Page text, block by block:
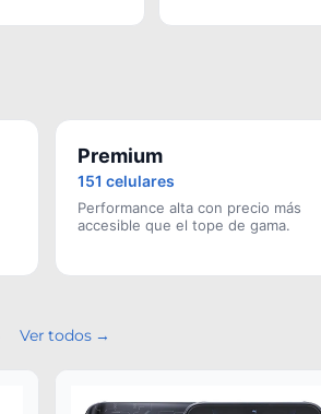
Premium
151 celulares
Performance alta con precio más
accesible que el tope de gama.
Ver todos →